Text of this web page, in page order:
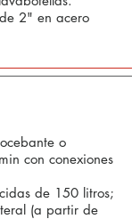
2" en acero
o
con conexiones
de 150 litros;
(a partir de